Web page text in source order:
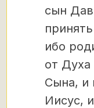
сын
ибо
от Духа
Сына, и
Иисус,